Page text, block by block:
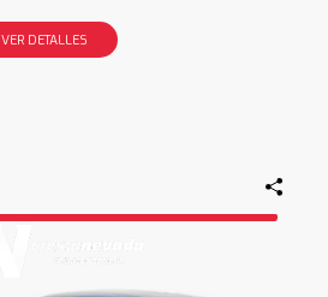
VER DETALLES